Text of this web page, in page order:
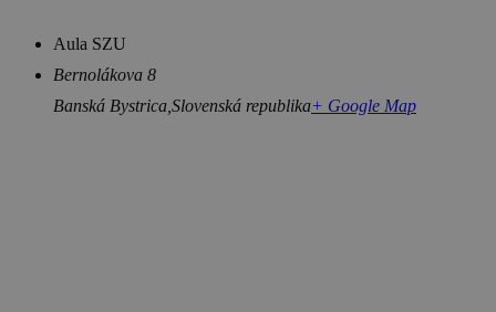
Aula SZU
Bernolákova 8
Banská Bystrica Slovenská republika+ Google Map